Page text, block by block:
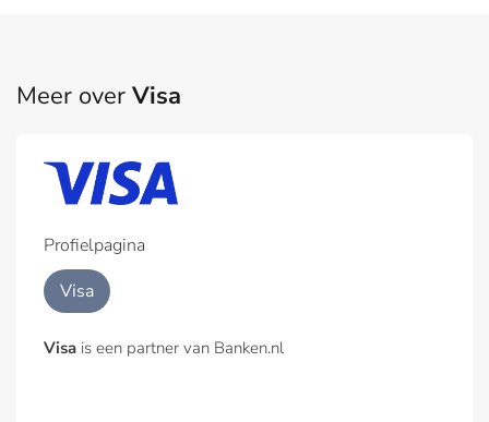
Meer over Visa
Profielpagina
Visa
Visa is een partner van Banken.nl